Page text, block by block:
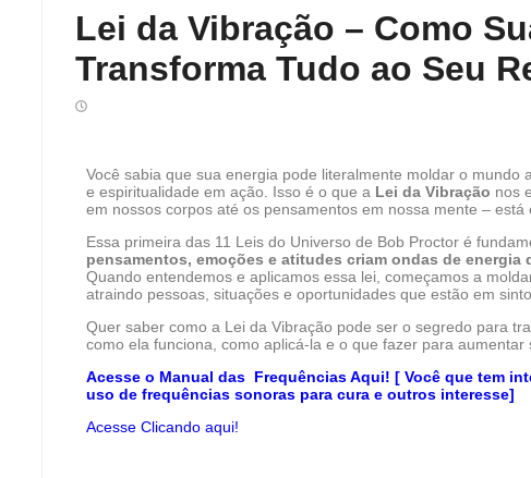
Lei da Vibração – Como
Transforma Tudo ao Seu
Você sabia que sua energia pode literalmente moldar o mundo
e espiritualidade em ação. Isso é o que a Lei da Vibração nos
em nossos corpos até os pensamentos em nossa mente – está
Essa primeira das 11 Leis do Universo de Bob Proctor é
pensamentos, emoções e atitudes criam ondas de
Quando entendemos e aplicamos essa lei, começamos a
atraindo pessoas, situações e oportunidades que estão em
Quer saber como a Lei da Vibração pode ser o segredo para
como ela funciona, como aplicá-la e o que fazer para aumentar
Acesse o Manual das Frequências Aqui! [ Você que tem
uso de frequências sonoras para cura e outros interesse]
Acesse Clicando aqui!